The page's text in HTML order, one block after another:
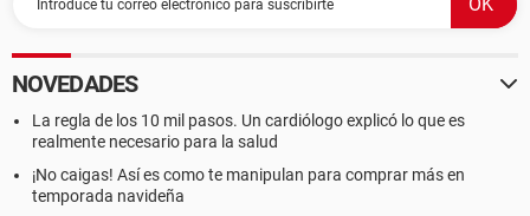
NOVEDADES
La regla de los 10 mil pasos. Un cardiólogo explicó lo que es
realmente necesario para la salud
¡No caigas! Así es como te manipulan para comprar más en
temporada navideña